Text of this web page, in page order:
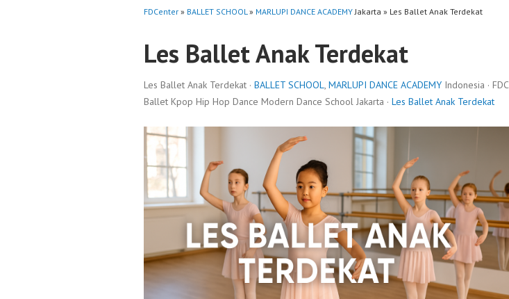
FDCenter » BALLET SCHOOL» MARLUPI DANCE ACADEMYJakarta » Les Ballet Anak Terdekat
Les Ballet Anak Terdekat
Les Ballet Anak Terdekat · BALLET SCHOOL, MARLUPI DANCE ACADEMY Indonesia · FDC
Ballet Kpop Hip Hop Dance Modern Dance School Jakarta · Les Ballet Anak Terdekat